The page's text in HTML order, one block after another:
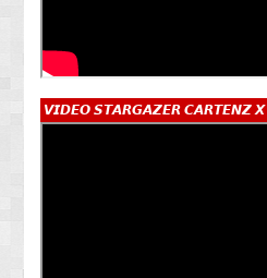
𝙑𝙄𝘿𝙀𝙊 𝙎𝙏𝘼𝙍𝙂𝘼𝙕𝙀𝙍 𝘾𝘼𝙍𝙏𝙀𝙉𝙕 𝙓